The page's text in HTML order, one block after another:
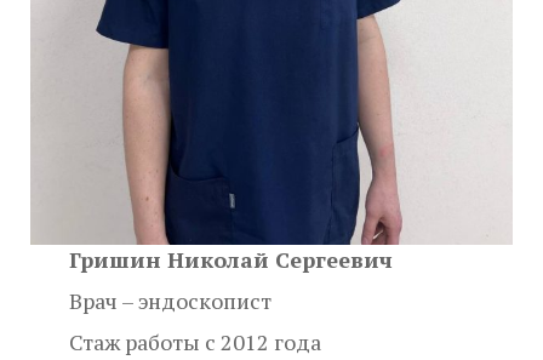
Гришин Николай Сергеевич
Врач – эндоскопист
Стаж работы с 2012 года